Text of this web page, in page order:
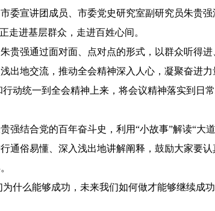
宣讲团成员、市委党史研究室副研究员朱贵强
走进基层群众，走进百姓心间。
强通过面对面、点对点的形式，以群众听得进
出地交流，推动全会精神深入人心，凝聚奋进力
统一到全会精神上来，将会议精神落实到日
结合党的百年奋斗史，利用“小故事”解读“大
通俗易懂、深入浅出地讲解阐释，鼓励大家要
么能够成功，未来我们如何做才能够继续成